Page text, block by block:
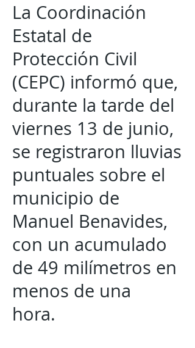
La Coordinación
Estatal de
Protección Civil
(CEPC) informó que,
durante la tarde del
viernes 13 de junio,
se registraron lluvias
puntuales sobre el
municipio de
Manuel Benavides,
con un acumulado
de 49 milímetros en
menos de una
hora.